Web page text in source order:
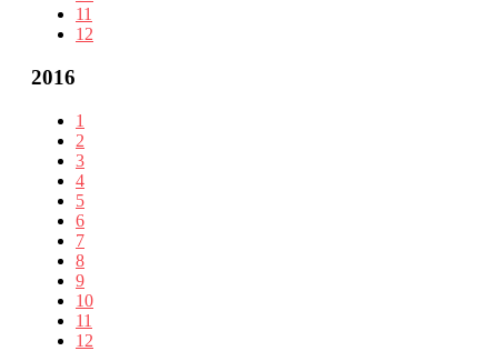
11
12
2016
1
2
3
4
5
6
7
8
9
10
11
12